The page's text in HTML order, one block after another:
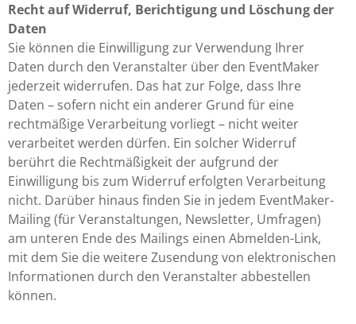
Recht auf Widerruf, Berichtigung und Löschung der
Daten
Sie können die Einwilligung zur Verwendung Ihrer
Daten durch den Veranstalter über den EventMaker
jederzeit widerrufen. Das hat zur Folge, dass Ihre
Daten – sofern nicht ein anderer Grund für eine
rechtmäßige Verarbeitung vorliegt – nicht weiter
verarbeitet werden dürfen. Ein solcher Widerruf
berührt die Rechtmäßigkeit der aufgrund der
Einwilligung bis zum Widerruf erfolgten Verarbeitung
nicht. Darüber hinaus finden Sie in jedem EventMaker-
Mailing (für Veranstaltungen, Newsletter, Umfragen)
am unteren Ende des Mailings einen Abmelden-Link,
mit dem Sie die weitere Zusendung von elektronischen
Informationen durch den Veranstalter abbestellen
können.